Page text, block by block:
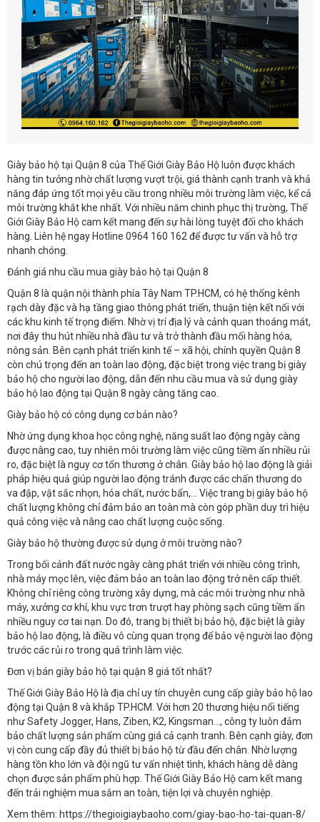
Giày bảo hộ tại Quận 8 của Thế Giới Giày Bảo Hộ luôn được khách
hàng tin tưởng nhờ chất lượng vượt trội, giá thành cạnh tranh và khả
năng đáp ứng tốt mọi yêu cầu trong nhiều môi trường làm việc, kể cả
môi trường khắt khe nhất. Với nhiều năm chinh phục thị trường, Thế
Giới Giày Bảo Hộ cam kết mang đến sự hài lòng tuyệt đối cho khách
hàng. Liên hệ ngay Hotline 0964 160 162 để được tư vấn và hỗ trợ
nhanh chóng.
Đánh giá nhu cầu mua giày bảo hộ tại Quận 8
Quận 8 là quận nội thành phía Tây Nam TP.HCM, có hệ thống kênh
rạch dày đặc và hạ tầng giao thông phát triển, thuận tiện kết nối với
các khu kinh tế trọng điểm. Nhờ vị trí địa lý và cảnh quan thoáng mát,
nơi đây thu hút nhiều nhà đầu tư và trở thành đầu mối hàng hóa,
nông sản. Bên cạnh phát triển kinh tế – xã hội, chính quyền Quận 8
còn chú trọng đến an toàn lao động, đặc biệt trong việc trang bị giày
bảo hộ cho người lao động, dẫn đến nhu cầu mua và sử dụng giày
bảo hộ lao động tại Quận 8 ngày càng tăng cao.
Giày bảo hộ có công dụng cơ bản nào?
Nhờ ứng dụng khoa học công nghệ, năng suất lao động ngày càng
được nâng cao, tuy nhiên môi trường làm việc cũng tiềm ẩn nhiều rủi
ro, đặc biệt là nguy cơ tổn thương ở chân. Giày bảo hộ lao động là giải
pháp hiệu quả giúp người lao động tránh được các chấn thương do
va đập, vật sắc nhọn, hóa chất, nước bẩn,… Việc trang bị giày bảo hộ
chất lượng không chỉ đảm bảo an toàn mà còn góp phần duy trì hiệu
quả công việc và nâng cao chất lượng cuộc sống.
Giày bảo hộ thường được sử dụng ở môi trường nào?
Trong bối cảnh đất nước ngày càng phát triển với nhiều công trình,
nhà máy mọc lên, việc đảm bảo an toàn lao động trở nên cấp thiết.
Không chỉ riêng công trường xây dựng, mà các môi trường như nhà
máy, xưởng cơ khí, khu vực trơn trượt hay phòng sạch cũng tiềm ẩn
nhiều nguy cơ tai nạn. Do đó, trang bị thiết bị bảo hộ, đặc biệt là giày
bảo hộ lao động, là điều vô cùng quan trọng để bảo vệ người lao động
trước các rủi ro trong quá trình làm việc.
Đơn vị bán giày bảo hộ tại quận 8 giá tốt nhất?
Thế Giới Giày Bảo Hộ là địa chỉ uy tín chuyên cung cấp giày bảo hộ lao
động tại Quận 8 và khắp TP.HCM. Với hơn 20 thương hiệu nổi tiếng
như Safety Jogger, Hans, Ziben, K2, Kingsman…, công ty luôn đảm
bảo chất lượng sản phẩm cùng giá cả cạnh tranh. Bên cạnh giày, đơn
vị còn cung cấp đầy đủ thiết bị bảo hộ từ đầu đến chân. Nhờ lượng
hàng tồn kho lớn và đội ngũ tư vấn nhiệt tình, khách hàng dễ dàng
chọn được sản phẩm phù hợp. Thế Giới Giày Bảo Hộ cam kết mang
đến trải nghiệm mua sắm an toàn, tiện lợi và chuyên nghiệp.
Xem thêm: https://thegioigiaybaoho.com/giay-bao-ho-tai-quan-8/